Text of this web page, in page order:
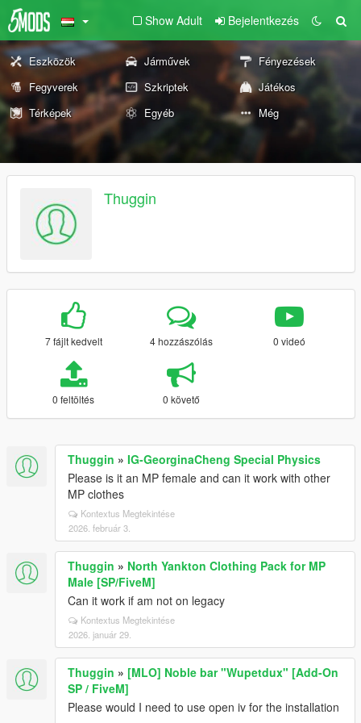
Show Adult Bejelentkezés
Eszközök Járművek
Fényezések
Fegyverek
Szkriptek
Játékos
Térképek
Egyéb Még
Thuggin
7 fájlt kedvelt 4 hozzászólás 0 videó
0 feltöltés 0 követő
Thuggin » IG-GeorginaCheng Special Physics
Please is it an MP female and can it work with other
MP clothes
Kontextus Megtekintése
2026. február 3.
Thuggin » North Yankton Clothing Pack for MP
Male [SP/FiveM]
Can it work if am not on legacy
Kontextus Megtekintése
2026. január 29.
Thuggin » [MLO] Noble bar "Wupetdux" [Add-On
SP / FiveM]
Please would I need to use open iv for the installation